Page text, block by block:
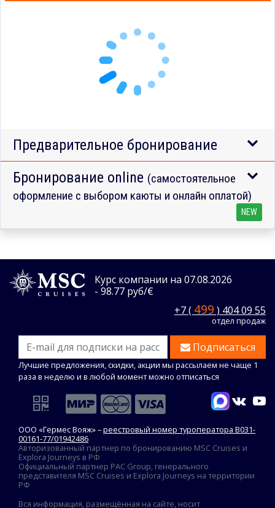
Предварительное бронирование
Бронирование online (самостоятельное
оформление с выбором каюты и онлайн оплатой)
NEW
Курс компании на 07.08.2026
- 98.77 руб/€
+7 ( 499 ) 404 09 55
отдел продаж
Подписаться
Лучшие предложения, скидки, акции мы рассылаем не чаще 1
раза в неделю и в любой момент можно отписаться
ООО «Гермес Вояж» –реестровый номер туроператора В031-
00161-77/01942486
Авторизованный партнер по бронированию MSC Cruises и
Explora Journeys в РФ
Официальный партнер PAC Group, генерального
представителя MSC Cruises и Explora Journeys на территории
РФ
Вся информация, размещённая на сайте, носит